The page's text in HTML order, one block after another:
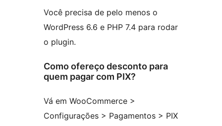
Você precisa de pelo menos o
WordPress 6.6 e PHP 7.4 para rodar
o plugin.
Como ofereço desconto para
quem pagar com PIX?
Vá em WooCommerce >
Configurações > Pagamentos > PIX